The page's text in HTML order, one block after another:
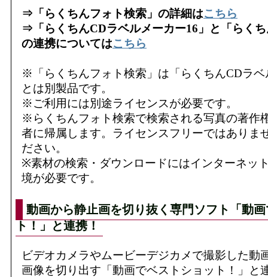
⇒「らくちんフォト検索」の詳細はこちら
⇒「らくちんCDラベルメーカー16」と「らく
の連携についてはこちら
※「らくちんフォト検索」は「らくちんCDラベ
とは別製品です。
※ご利用には別途ライセンスが必要です。
※らくちんフォト検索で検索される写真の著作
者に帰属します。ライセンスフリーではありま
ださい。
※素材の検索・ダウンロードにはインターネッ
境が必要です。
動画から静止画を切り抜く専門ソフト「動
ト！」と連携！
ビデオカメラやムービーデジカメで撮影した動
画像を切り出す「動画でベストショット！」と